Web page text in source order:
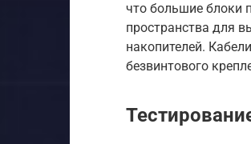
что большие блоки
пространства для
накопителей.
безвинтового